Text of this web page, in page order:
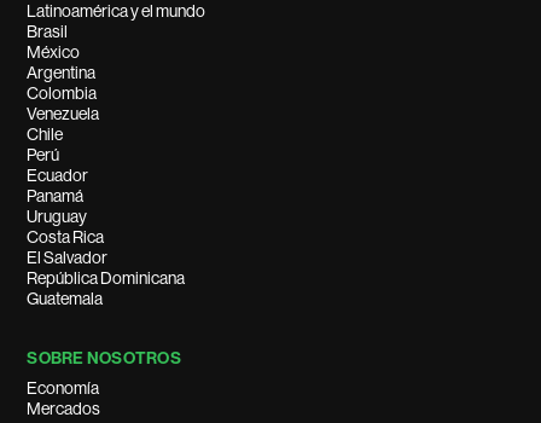
Latinoamérica y el mundo
Brasil
México
Argentina
Colombia
Venezuela
Chile
Perú
Ecuador
Panamá
Uruguay
Costa Rica
El Salvador
República Dominicana
Guatemala
SOBRE NOSOTROS
Economía
Mercados